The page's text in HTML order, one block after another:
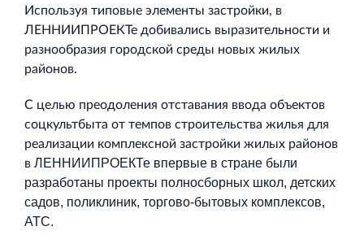
Используя типовые элементы застройки, в
ЛЕННИИПРОЕКТе добивались выразительности и
разнообразия городской среды новых жилых
районов.
С целью преодоления отставания ввода объектов
соцкультбыта от темпов строительства жилья для
реализации комплексной застройки жилых районов
в ЛЕННИИПРОЕКТе впервые в стране были
разработаны проекты полносборных школ, детских
садов, поликлиник, торгово-бытовых комплексов,
АТС.